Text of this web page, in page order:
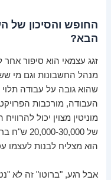
החופש והסיכון של
הבא?
זגג עצמאי הוא סיפור
מנהל החשבונות וגם מי
שהוא גובה על עבודה
העבודה, מורכבות
מוניטין מצוין יכול
של
הוא מצליח לבנות לעצמו
אבל רגע, "ברוטו" זה לא